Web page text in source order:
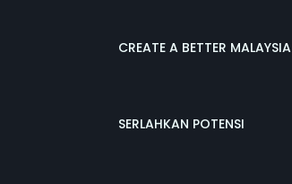
CREATE A BETTER MALAYSIA
SERLAHKAN POTENSI